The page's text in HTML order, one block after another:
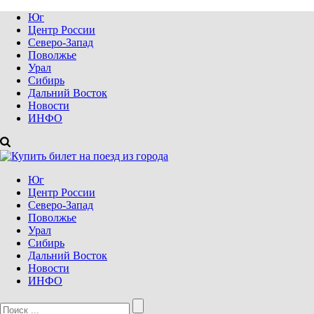
Юг
Центр России
Северо-Запад
Поволжье
Урал
Сибирь
Дальний Восток
Новости
ИНФО
Юг
Центр России
Северо-Запад
Поволжье
Урал
Сибирь
Дальний Восток
Новости
ИНФО